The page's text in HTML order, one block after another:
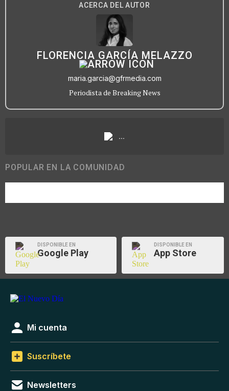
ACERCA DEL AUTOR
FLORENCIA GARCÍA MELAZZO
maria.garcia@gfrmedia.com
Periodista de Breaking News
...
POPULAR EN LA COMUNIDAD
DISPONIBLE EN
Google Play
DISPONIBLE EN
App Store
Mi cuenta
Suscríbete
Newsletters